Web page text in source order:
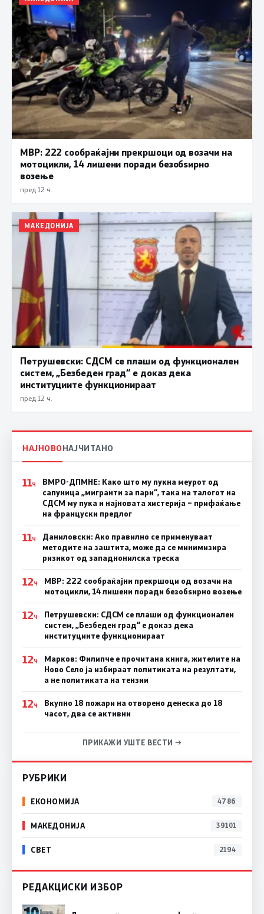
МВР: 222 сообраќајни прекршоци од возачи на
мотоцикли, 14 лишени поради безобѕирно
возење
пред 12 ч.
МАКЕДОНИЈА
Петрушевски: СДСМ се плаши од функционален
систем, „Безбеден град“ е доказ дека
институциите функционираат
пред 12 ч.
НАЈНОВОНАЈЧИТАНО
11Ч
ВМРО-ДПМНЕ: Како што му пукна меурот од
сапуница „мигранти за пари“, така на талогот на
СДСМ му пука и најновата хистерија – прифаќање
на француски предлог
11Ч
Даниловски: Ако правилно се применуваат
методите на заштита, може да се минимизира
ризикот од западнонилска треска
12Ч
МВР: 222 сообраќајни прекршоци од возачи на
мотоцикли, 14 лишени поради безобѕирно возење
12Ч
Петрушевски: СДСМ се плаши од функционален
систем, „Безбеден град“ е доказ дека
институциите функционираат
12Ч
Марков: Филипче е прочитана книга, жителите на
Ново Село ја избираат политиката на резултати,
а не политиката на тензии
12Ч
Вкупно 18 пожари на отворено денеска до 18
часот, два се активни
ПРИКАЖИ УШТЕ ВЕСТИ →
РУБРИКИ
ЕКОНОМИЈА 4786
МАКЕДОНИЈА 39101
СВЕТ 2194
РЕДАКЦИСКИ ИЗБОР